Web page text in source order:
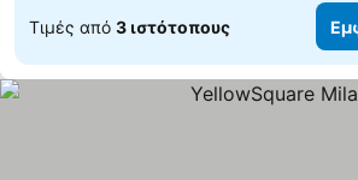
Τιμές από 3 ιστότοπους